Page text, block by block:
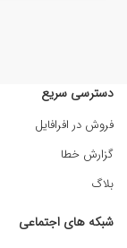
دسترسی سریع
فروش در افرافایل
گزارش خطا
بلاگ
شبکه های اجتماعی